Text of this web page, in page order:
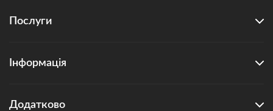
Послуги
Інформація
Додатково